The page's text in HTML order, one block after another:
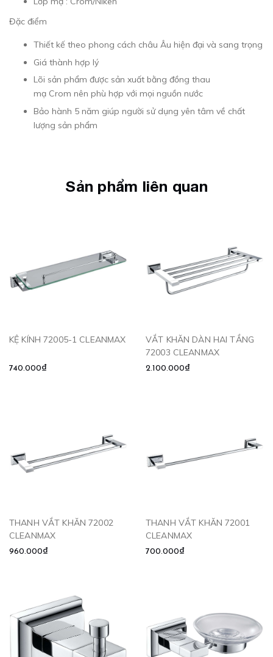
Đặc điểm
Thiết kế theo phong cách châu Âu hiện đại và sang trọng
Giá thành hợp lý
Lõi sản phẩm được sản xuất bằng đồng thau
mạ Crom nên phù hợp với mọi nguồn nước
Bảo hành 5 năm giúp người sử dụng yên tâm về chất
lượng sản phẩm
Sản phẩm liên quan
KỆ KÍNH 72005-1 CLEANMAX
740.000₫
VẮT KHĂN DÀN HAI TẦNG
72003 CLEANMAX
2.100.000₫
THANH VẮT KHĂN 72002
CLEANMAX
960.000₫
THANH VẮT KHĂN 72001
CLEANMAX
700.000₫